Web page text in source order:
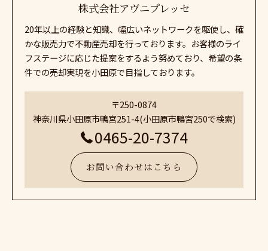
株式会社アヴニプレッセ
20年以上の経験と知識、幅広いネットワークを駆使し、確
かな販売力で不動産売却を行っております。お客様のライ
フステージに応じた提案をするよう努めており、希望の条
件での売却実現を小田原で目指しております。
〒250-0874
神奈川県小田原市鴨宮251-4(小田原市鴨宮250で検索)
0465-20-7374
お問い合わせはこちら